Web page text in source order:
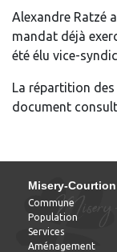
Alexandre Ratzé
mandat déjà
été élu vice-syndic.
La répartition
document
Misery-Courtion
Commune
Population
Services
Aménagement